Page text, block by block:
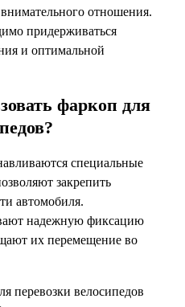
внимательного отношения.
придерживаться
и оптимальной
фаркоп для
специальные
закрепить
автомобиля.
надежную фиксацию
их перемещение во
перевозки велосипедов